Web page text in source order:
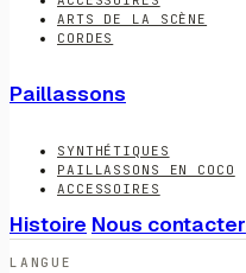
ARTS DE LA SCÈNE
CORDES
Paillassons
SYNTHÉTIQUES
PAILLASSONS EN COCO
ACCESSOIRES
Histoire Nous contacter
LANGUE